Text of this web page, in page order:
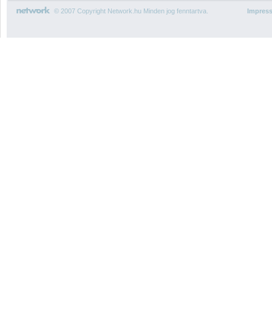
© 2007 Copyright Network.hu Minden jog fenntartva.